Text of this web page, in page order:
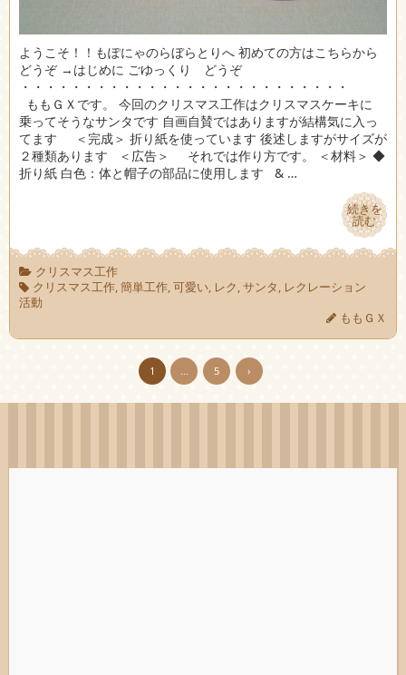
ようこそ！！もぽにゃのらぼらとりへ 初めての方はこちらから
どうぞ →はじめに ごゆっくり どうぞ
・・・・・・・・・・・・・・・・・・・・・・・・・・
ももＧＸです。 今回のクリスマス工作はクリスマスケーキに
乗ってそうなサンタです 自画自賛ではありますが結構気に入っ
てます ＜完成＞ 折り紙を使っています 後述しますがサイズが
２種類あります ＜広告＞ それでは作り方です。 ＜材料＞ ◆
折り紙 白色：体と帽子の部品に使用します & …
続きを
読む
続きを
読む
クリスマス工作
クリスマス工作,簡単工作,可愛い, レク,サンタ, レクレーション
活動
ももＧＸ
1 … 5 ›